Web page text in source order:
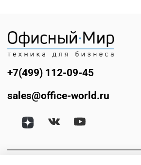
+7(499) 112-09-45
sales@office-world.ru